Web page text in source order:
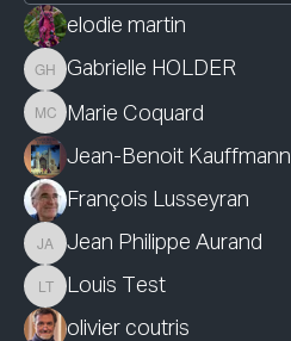
elodie martin
Gabrielle HOLDER
Gabrielle HOLDER
Marie Coquard
Marie Coquard
Jean-Benoit Kauffmann
François Lusseyran
Jean Philippe Aurand
Jean Philippe Aurand
Louis TestLouis Test
olivier coutris